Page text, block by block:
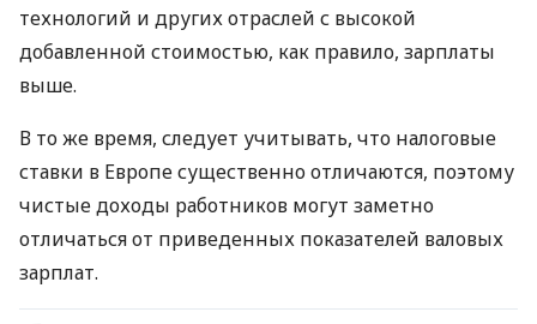
технологий и других отраслей с высокой
добавленной стоимостью, как правило, зарплаты
выше.
В то же время, следует учитывать, что налоговые
ставки в Европе существенно отличаются, поэтому
чистые доходы работников могут заметно
отличаться от приведенных показателей валовых
зарплат.